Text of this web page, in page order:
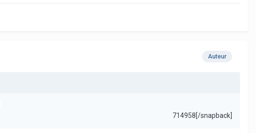
Auteur
714958[/snapback]